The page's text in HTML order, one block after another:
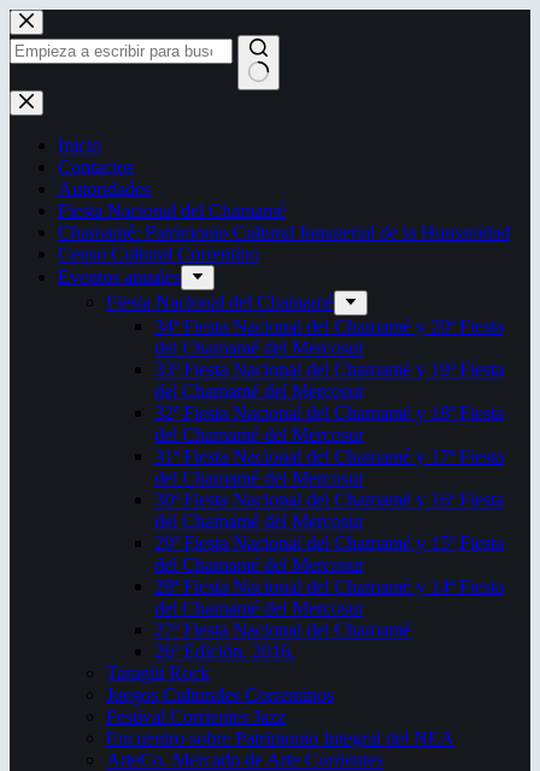
Saltar
al
contenido
Sin
resultados
Inicio
Contactos
Autoridades
Fiesta Nacional del Chamamé
Chamamé: Patrimonio Cultural Inmaterial de la Humanidad
Censo Cultural Correntino
Eventos anuales
Fiesta Nacional del Chamamé
34ª Fiesta Nacional del Chamamé y 20ª Fiesta
del Chamamé del Mercosur
33ª Fiesta Nacional del Chamamé y 19ª Fiesta
del Chamamé del Mercosur
32ª Fiesta Nacional del Chamamé y 18ª Fiesta
del Chamamé del Mercosur
31ª Fiesta Nacional del Chamamé y 17ª Fiesta
del Chamamé del Mercosur
30ª Fiesta Nacional del Chamamé y 16ª Fiesta
del Chamamé del Mercosur
29ª Fiesta Nacional del Chamamé y 15ª Fiesta
del Chamamé del Mercosur
28ª Fiesta Nacional del Chamamé y 14ª Fiesta
del Chamamé del Mercosur
27ª Fiesta Nacional del Chamamé
26ª Edición. 2016.
Taragüi Rock
Juegos Culturales Correntinos
Festival Corrientes Jazz
Encuentro sobre Patrimonio Integral del NEA
ArteCo. Mercado de Arte Corrientes